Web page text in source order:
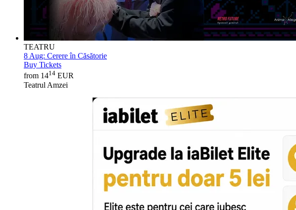
TEATRU
8 Aug: Cerere în Căsătorie
Buy Tickets
from 1414 EUR
Teatrul Amzei